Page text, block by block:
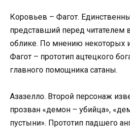
Коровьев – Фагот.
представший перед читателем
облике. По мнению некоторых
Фагот – прототип ацтецкого
главного помощника сатаны.
Азазелло. Второй персонаж
прозван «демон – убийца»,
пустыни». Прототип падшего